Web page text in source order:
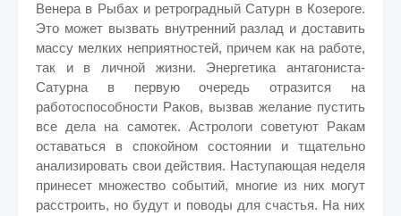
Венера в Рыбах и ретроградный Сатурн в Козероге.
Это может вызвать внутренний разлад и доставить
массу мелких неприятностей, причем как на работе,
так и в личной жизни. Энергетика антагониста-
Сатурна в первую очередь отразится на
работоспособности Раков, вызвав желание пустить
все дела на самотек. Астрологи советуют Ракам
оставаться в спокойном состоянии и тщательно
анализировать свои действия. Наступающая неделя
принесет множество событий, многие из них могут
расстроить, но будут и поводы для счастья. На них